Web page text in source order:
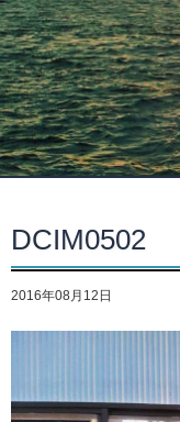
DCIM0502
2016年08月12日